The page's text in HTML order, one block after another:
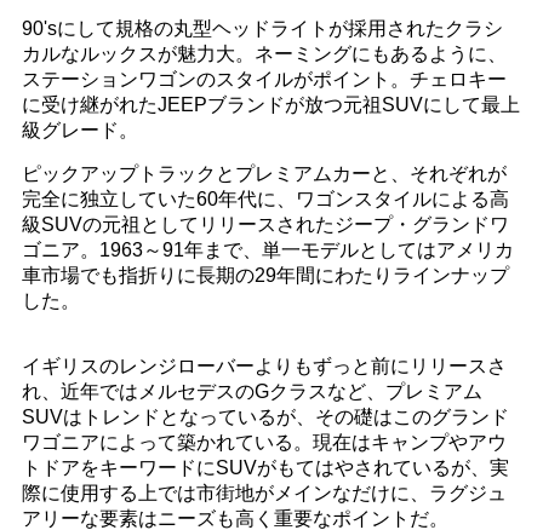
90'sにして規格の丸型ヘッドライトが採用されたクラシ
カルなルックスが魅力大。ネーミングにもあるように、
ステーションワゴンのスタイルがポイント。チェロキー
に受け継がれたJEEPブランドが放つ元祖SUVにして最上
級グレード。
ピックアップトラックとプレミアムカーと、それぞれが
完全に独立していた60年代に、ワゴンスタイルによる高
級SUVの元祖としてリリースされたジープ・グランドワ
ゴニア。1963～91年まで、単一モデルとしてはアメリカ
車市場でも指折りに長期の29年間にわたりラインナップ
した。
イギリスのレンジローバーよりもずっと前にリリースさ
れ、近年ではメルセデスのGクラスなど、プレミアム
SUVはトレンドとなっているが、その礎はこのグランド
ワゴニアによって築かれている。現在はキャンプやアウ
トドアをキーワードにSUVがもてはやされているが、実
際に使用する上では市街地がメインなだけに、ラグジュ
アリーな要素はニーズも高く重要なポイントだ。